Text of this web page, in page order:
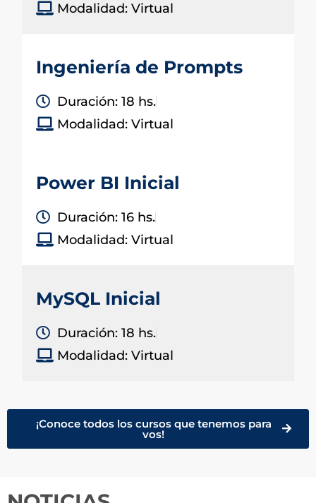
Modalidad: Virtual
Ingeniería de Prompts
Duración: 18 hs.
Modalidad: Virtual
Power BI Inicial
Duración: 16 hs.
Modalidad: Virtual
MySQL Inicial
Duración: 18 hs.
Modalidad: Virtual
¡Conoce todos los cursos que tenemos para
vos!